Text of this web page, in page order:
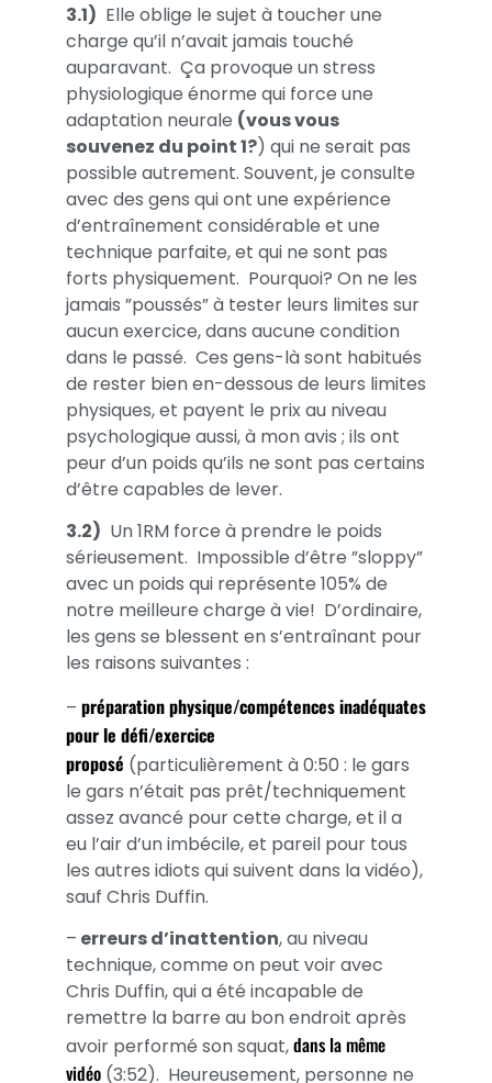
3.1) Elle oblige le sujet à toucher une
charge qu’il n’avait jamais touché
auparavant. Ça provoque un stress
physiologique énorme qui force une
adaptation neurale (vous vous
souvenez du point 1?) qui ne serait pas
possible autrement. Souvent, je consulte
avec des gens qui ont une expérience
d’entraînement considérable et une
technique parfaite, et qui ne sont pas
forts physiquement. Pourquoi? On ne les
jamais ”poussés” à tester leurs limites sur
aucun exercice, dans aucune condition
dans le passé. Ces gens-là sont habitués
de rester bien en-dessous de leurs limites
physiques, et payent le prix au niveau
psychologique aussi, à mon avis ; ils ont
peur d’un poids qu’ils ne sont pas certains
d’être capables de lever.
3.2) Un 1RM force à prendre le poids
sérieusement. Impossible d’être ”sloppy”
avec un poids qui représente 105% de
notre meilleure charge à vie! D’ordinaire,
les gens se blessent en s’entraînant pour
les raisons suivantes :
– préparation physique/compétences inadéquates
pour le défi/exercice
proposé (particulièrement à 0:50 : le gars
le gars n’était pas prêt/techniquement
assez avancé pour cette charge, et il a
eu l’air d’un imbécile, et pareil pour tous
les autres idiots qui suivent dans la vidéo),
sauf Chris Duffin.
– erreurs d’inattention, au niveau
technique, comme on peut voir avec
Chris Duffin, qui a été incapable de
remettre la barre au bon endroit après
avoir performé son squat,dans la même
vidéo (3:52). Heureusement, personne ne